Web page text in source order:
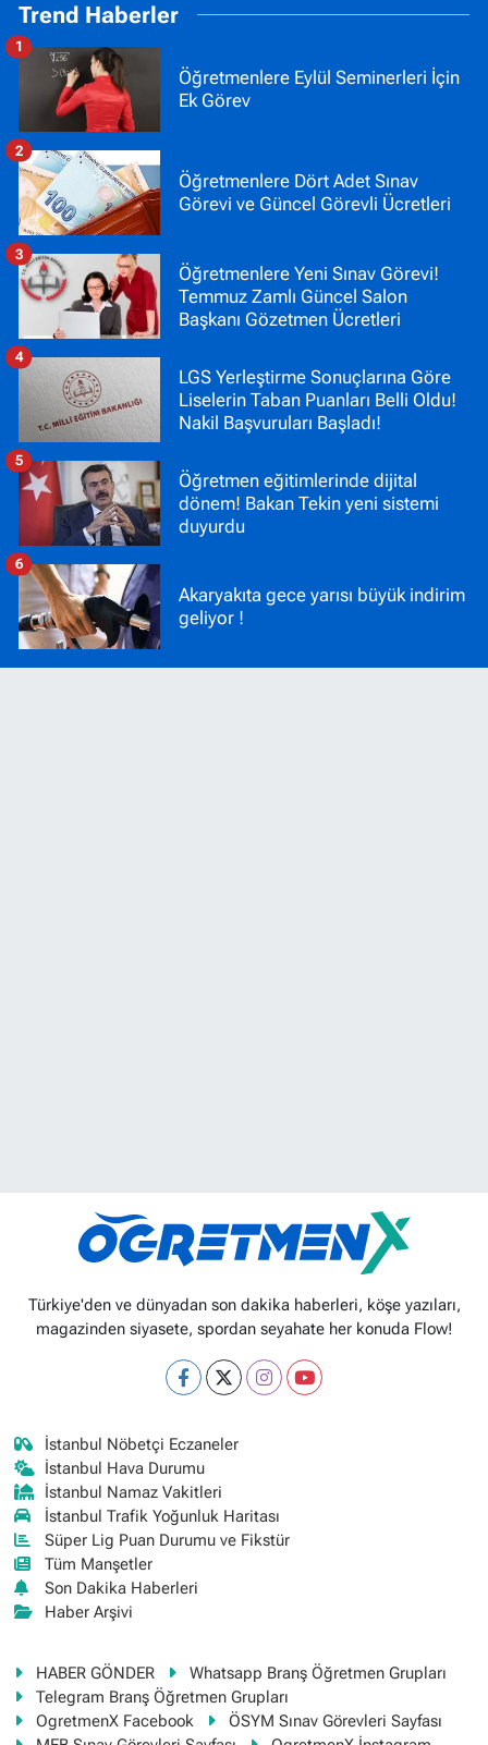
Trend Haberler
Öğretmenlere Eylül Seminerleri İçin
Ek Görev
1
Öğretmenlere Dört Adet Sınav
Görevi ve Güncel Görevli Ücretleri
2
Öğretmenlere Yeni Sınav Görevi!
Temmuz Zamlı Güncel Salon
Başkanı Gözetmen Ücretleri
3
LGS Yerleştirme Sonuçlarına Göre
Liselerin Taban Puanları Belli Oldu!
Nakil Başvuruları Başladı!
4
Öğretmen eğitimlerinde dijital
dönem! Bakan Tekin yeni sistemi
duyurdu
5
Akaryakıta gece yarısı büyük indirim
geliyor !
6
Türkiye'den ve dünyadan son dakika haberleri, köşe yazıları,
magazinden siyasete, spordan seyahate her konuda Flow!
İstanbul Nöbetçi Eczaneler
İstanbul Hava Durumu
İstanbul Namaz Vakitleri
İstanbul Trafik Yoğunluk Haritası
Süper Lig Puan Durumu ve Fikstür
Tüm Manşetler
Son Dakika Haberleri
Haber Arşivi
HABER GÖNDER
Whatsapp Branş Öğretmen Grupları
Telegram Branş Öğretmen Grupları
OgretmenX Facebook
ÖSYM Sınav Görevleri Sayfası